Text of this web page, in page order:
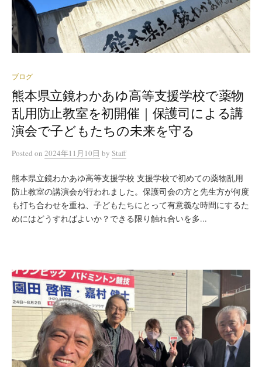
ブログ
熊本県立鏡わかあゆ高等支援学校で薬物
乱用防止教室を初開催｜保護司による講
演会で子どもたちの未来を守る
Posted on 2024年11月10日 by Staff
熊本県立鏡わかあゆ高等支援学校 支援学校で初めての薬物乱用
防止教室の講演会が行われました。保護司会の方と先生方が何度
も打ち合わせを重ね、子どもたちにとって有意義な時間にするた
めにはどうすればよいか？できる限り触れ合いを多...